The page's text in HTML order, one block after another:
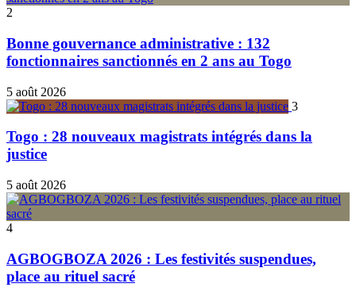
2
Bonne gouvernance administrative : 132
fonctionnaires sanctionnés en 2 ans au Togo
5 août 2026
3
Togo : 28 nouveaux magistrats intégrés dans la
justice
5 août 2026
4
AGBOGBOZA 2026 : Les festivités suspendues,
place au rituel sacré